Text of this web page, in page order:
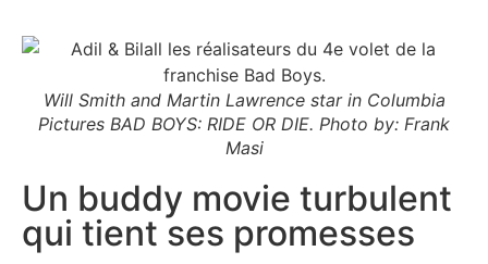
Un buddy movie turbulent
qui tient ses promesses
Will Smith and Martin Lawrence star in Columbia
Pictures BAD BOYS: RIDE OR DIE. Photo by: Frank
Masi